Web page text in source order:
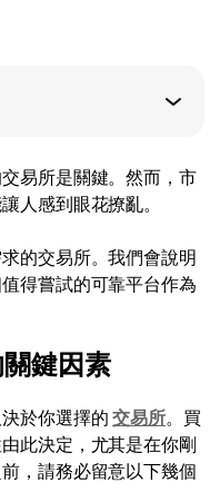
易所是關鍵。然而，市
人感到眼花撩亂。
的交易所。我們會說明
得嘗試的可靠平台作為
鍵因素
於你選擇的交易所。買
此決定，尤其是在你剛
，請務必留意以下幾個